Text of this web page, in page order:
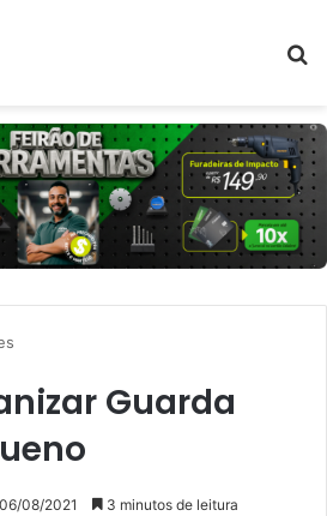
Guarda
06/08/2021 3 minutos de leitura